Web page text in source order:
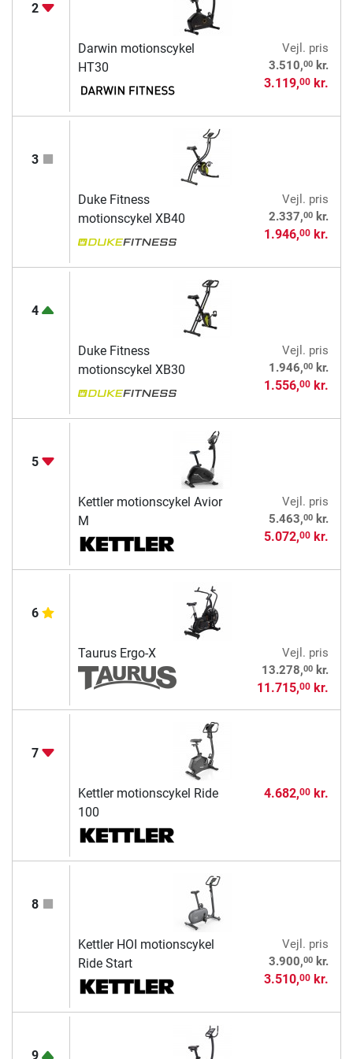
2
Darwin motionscykel
HT30
Vejl. pris
3.510,00kr.
3.119,00kr.
3
Duke Fitness
motionscykel XB40
Vejl. pris
2.337,00kr.
1.946,00kr.
4
Duke Fitness
motionscykel XB30
Vejl. pris
1.946,00kr.
1.556,00kr.
5
Kettler motionscykel Avior
M
Vejl. pris
5.463,00kr.
5.072,00kr.
6
Taurus Ergo-X
Vejl. pris
13.278,00kr.
11.715,00kr.
7
Kettler motionscykel Ride
100
4.682,00kr.
8
Kettler HOI motionscykel
Ride Start
Vejl. pris
3.900,00kr.
3.510,00kr.
9